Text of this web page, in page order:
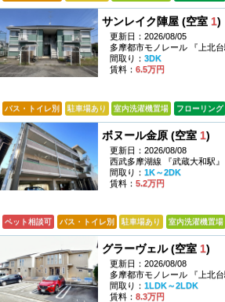
サンレイク陣屋 (空室 1)
更新日：2026/08/05
多摩都市モノレール 『上北
間取り： 3DK
賃料： 6.5万円
バス・トイレ別 駐車場あり 室内洗濯機置場 フローリング
ボヌール金原 (空室 1)
更新日：2026/08/08
西武多摩湖線 『武蔵大和駅
間取り： 1K～2DK
賃料： 5.2万円
ペット相談可 バス・トイレ別 駐車場あり 室内洗濯機置場
グラーヴェル (空室 1)
更新日：2026/08/08
多摩都市モノレール 『上北
間取り： 1LDK～2LDK
賃料： 8.3万円